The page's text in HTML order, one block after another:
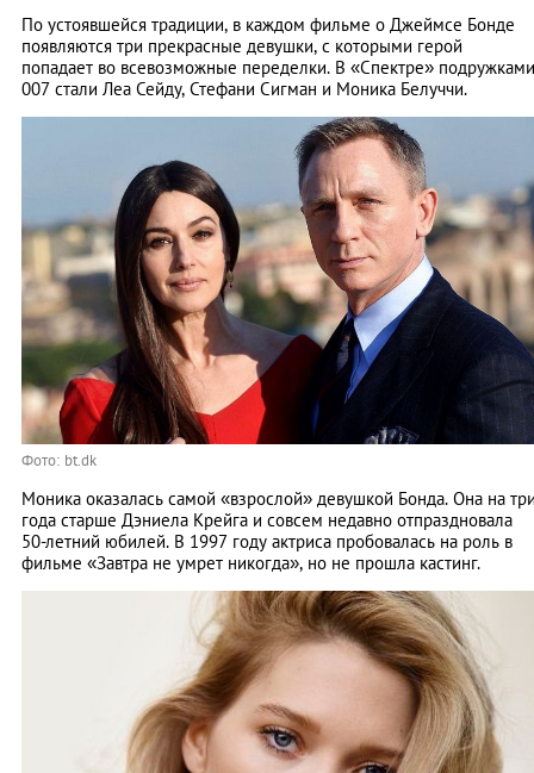
По устоявшейся традиции, в каждом фильме о Джеймсе Бонде
появляются три прекрасные девушки, с которыми герой
попадает во всевозможные переделки. В «Спектре» подружками
007 стали Леа Сейду, Стефани Сигман и Моника Белуччи.
Фото: bt.dk
Моника оказалась самой «взрослой» девушкой Бонда. Она на
года старше Дэниела Крейга и совсем недавно отпраздновала
50-летний юбилей. В 1997 году актриса пробовалась на роль в
фильме «Завтра не умрет никогда», но не прошла кастинг.